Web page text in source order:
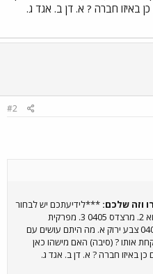
באיזו חברה ? א. דן ב. אגד ג.
#2
וזה שלכם: ***לידיעתכם יש לבחור
פריט אחד מכל סוג*** 1. נידרופלוא 2. מרצדס 0405 3. מפרקית
נידרופלור צבע אדום 4. מפרקית 0405 צבע ירוק א. מה היתם עושים עם
אותו ? (סיבה) האם מישהו כאן
כן באיזו חברה ? א. דן ב. אגד ג.